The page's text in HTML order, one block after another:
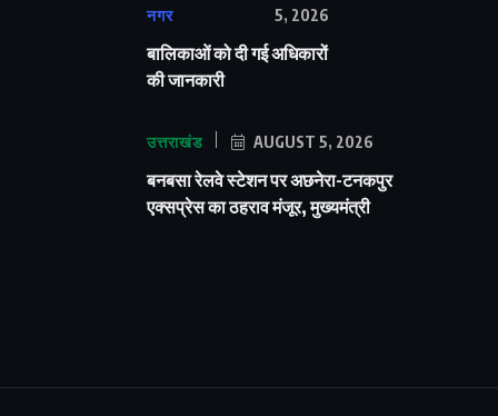
नगर
5, 2026
बालिकाओं को दी गई अधिकारों
की जानकारी
उत्तराखंड AUGUST 5, 2026
बनबसा रेलवे स्टेशन पर अछनेरा-टनकपुर
एक्सप्रेस का ठहराव मंजूर, मुख्यमंत्री